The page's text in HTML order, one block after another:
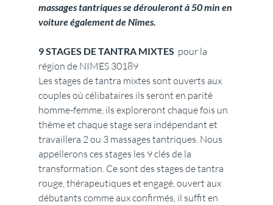
massages tantriques se dérouleront à 50 min en
voiture également de Nîmes.
9 STAGES DE TANTRA MIXTES
  pour la
région de NIMES 30189
Les stages de tantra mixtes sont ouverts aux
couples où célibataires ils seront en parité
homme-femme, ils exploreront chaque fois un
thème et chaque stage sera indépendant et
travaillera 2 ou 3 massages tantriques. Nous
appellerons ces stages les 9 clés de la
transformation. Ce sont des stages de tantra
rouge, thérapeutiques et engagé, ouvert aux
débutants comme aux confirmés, il suffit en